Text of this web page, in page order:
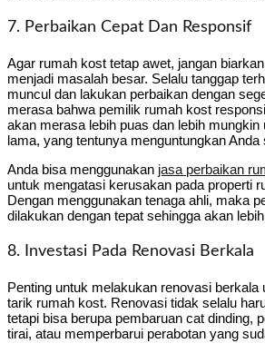
7. Perbaikan Cepat Dan Responsif
Agar rumah kost tetap awet, jangan
menjadi masalah besar. Selalu tanggap
muncul dan lakukan perbaikan dengan
merasa bahwa pemilik rumah kost
akan merasa lebih puas dan lebih mungkin
lama, yang tentunya menguntungkan
Anda bisa menggunakan jasa perbaikan
untuk mengatasi kerusakan pada properti
Dengan menggunakan tenaga ahli, maka
dilakukan dengan tepat sehingga akan
8. Investasi Pada Renovasi Berkala
Penting untuk melakukan renovasi berkala
tarik rumah kost. Renovasi tidak selalu
tetapi bisa berupa pembaruan cat dinding,
tirai, atau memperbarui perabotan yang